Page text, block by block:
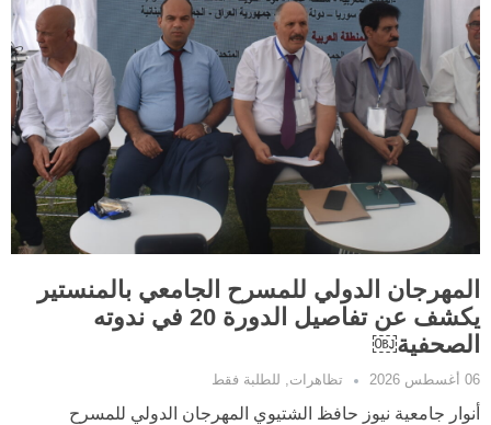
المهرجان الدولي للمسرح الجامعي بالمنستير
يكشف عن تفاصيل الدورة 20 في ندوته
الصحفية￼
06 أغسطس 2026 تظاهرات, للطلبة فقط
أنوار جامعية نيوز حافظ الشتيوي المهرجان الدولي للمسرح